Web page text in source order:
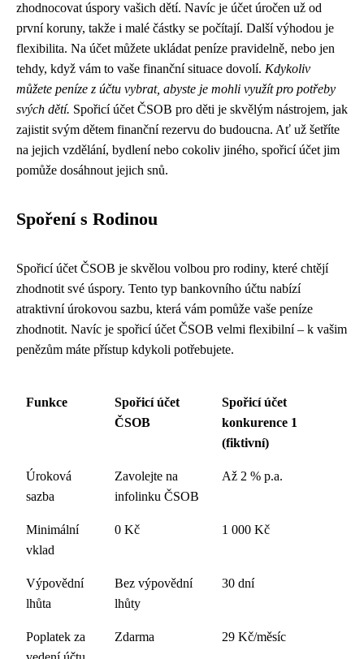
zhodnocovat úspory vašich dětí. Navíc je účet úročen už od
první koruny, takže i malé částky se počítají. Další výhodou je
flexibilita. Na účet můžete ukládat peníze pravidelně, nebo jen
tehdy, když vám to vaše finanční situace dovolí. Kdykoliv
můžete peníze z účtu vybrat, abyste je mohli využít pro potřeby
svých dětí. Spořicí účet ČSOB pro děti je skvělým nástrojem, jak
zajistit svým dětem finanční rezervu do budoucna. Ať už šetříte
na jejich vzdělání, bydlení nebo cokoliv jiného, spořicí účet jim
pomůže dosáhnout jejich snů.
Spoření s Rodinou
Spořicí účet ČSOB je skvělou volbou pro rodiny, které chtějí
zhodnotit své úspory. Tento typ bankovního účtu nabízí
atraktivní úrokovou sazbu, která vám pomůže vaše peníze
zhodnotit. Navíc je spořicí účet ČSOB velmi flexibilní – k vašim
penězům máte přístup kdykoli potřebujete.
Funkce
Spořicí účet
ČSOB
Spořicí účet
konkurence 1
(fiktivní)
Úroková
sazba
Zavolejte na
infolinku ČSOB
Až 2 % p.a.
Minimální
vklad
0 Kč 1 000 Kč
Výpovědní
lhůta
Bez výpovědní
lhůty
30 dní
Poplatek za
Zdarma 29 Kč/měsíc